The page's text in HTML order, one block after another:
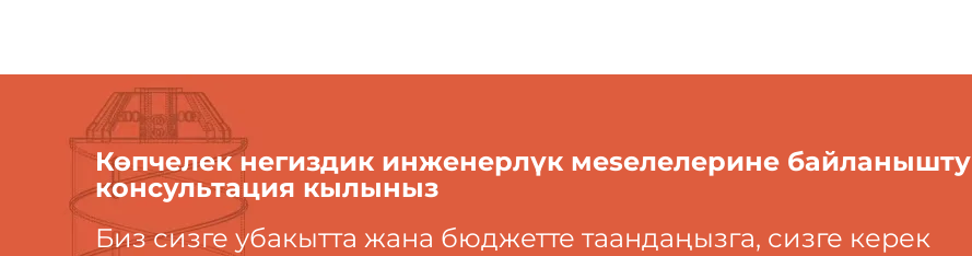
Көпчелек негиздик инженерлүк мeseлeлерине байланышту
консультация кылыныз
Биз сизге убакытта жана бюджетте таандаңызга, сизге керек